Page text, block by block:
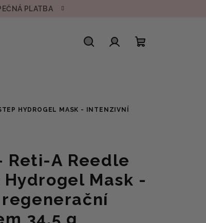
PLATBA
HYDROGEL MASK - INTENZIVNÍ
Reti-A Reedle
Mask -
34,5 g